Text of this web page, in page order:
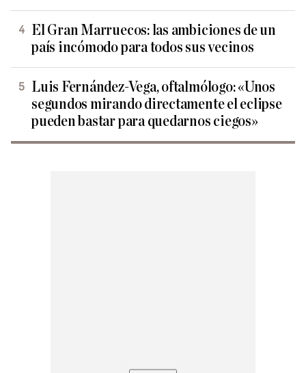
El Gran Marruecos: las ambiciones de un
país incómodo para todos sus vecinos
Luis Fernández-Vega, oftalmólogo: «Unos
segundos mirando directamente el eclipse
pueden bastar para quedarnos ciegos»